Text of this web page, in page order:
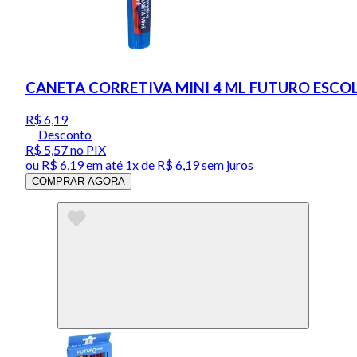
CANETA CORRETIVA MINI 4 ML FUTURO
R$ 6,19
Desconto
R$ 5,57no PIX
ou R$ 6,19em até 1x de R$ 6,19sem juros
COMPRAR AGORA